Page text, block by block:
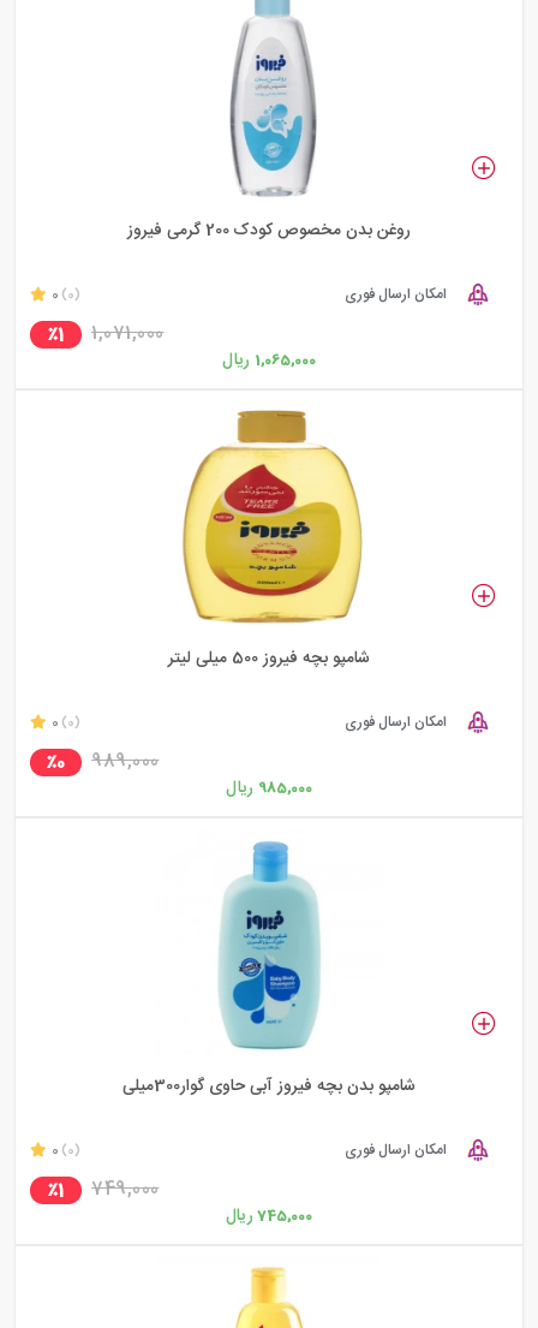
روغن بدن مخصوص کودک 200 گرمی فیروز
امکان ارسال فوری 0 (0)
1,071,000 ٪1
1,065,000 ریال
شامپو بچه فیروز 500 میلی لیتر
امکان ارسال فوری 0 (0)
989,000 ٪0
985,000 ریال
شامپو بدن بچه فیروز آبی حاوی گوار300میلی
امکان ارسال فوری 0 (0)
749,000 ٪1
745,000 ریال